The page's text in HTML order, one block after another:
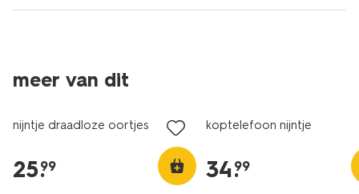
meer van dit
nijntje draadloze oortjes
25.
99
koptelefoon nijntje
34.
99